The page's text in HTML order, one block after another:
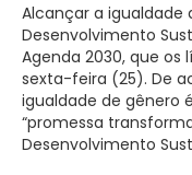
Alcançar a igualdade
Desenvolvimento
Agenda 2030, que
sexta-feira (25). De
igualdade de gênero
“promessa
Desenvolvimento